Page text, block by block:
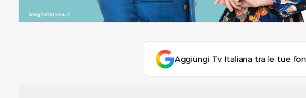
Aggiungi Tv Italiana tra le tue